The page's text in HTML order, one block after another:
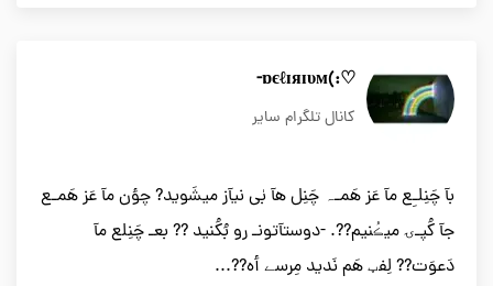
♡:)ɒєℓɪяɪυм-
کانال تلگرام سایر
بآ چَنِلـِع مآ عَز هَمـہ چَنِل هآ بٰی نیآز میشَوید? چؤن مآ عَز هَمـع
جآ کُپـۍ میڪُنیم??. -دوستآتونـ رو بُکُنید ?? بعـ چَنِلع مآ
دَعوَت?? لِفټ هَم نَدید مِرسے أه??...